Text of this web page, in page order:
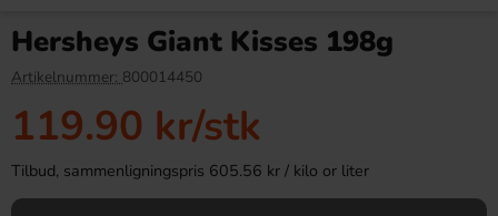
Chocolate 50g
34.90 kr
Köp
Chips Kaviar & Knäckemacka
150g
36.90 kr
Hersheys Giant Kisses 198g
Artikelnummer: 800014450
119.90 kr/stk
Tilbud, sammenligningspris 605.56 kr / kilo or liter